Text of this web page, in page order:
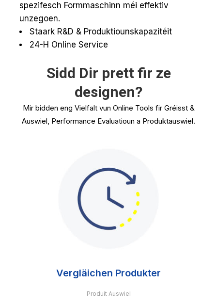
spezifesch Formmaschinn méi effektiv
unzegoen.
Staark R&D & Produktiounskapazitéit
24-H Online Service
Sidd Dir prett fir ze
designen?
Mir bidden eng Vielfalt vun Online Tools fir Gréisst &
Auswiel, Performance Evaluatioun a Produktauswiel.
Vergläichen Produkter
Produit Auswiel